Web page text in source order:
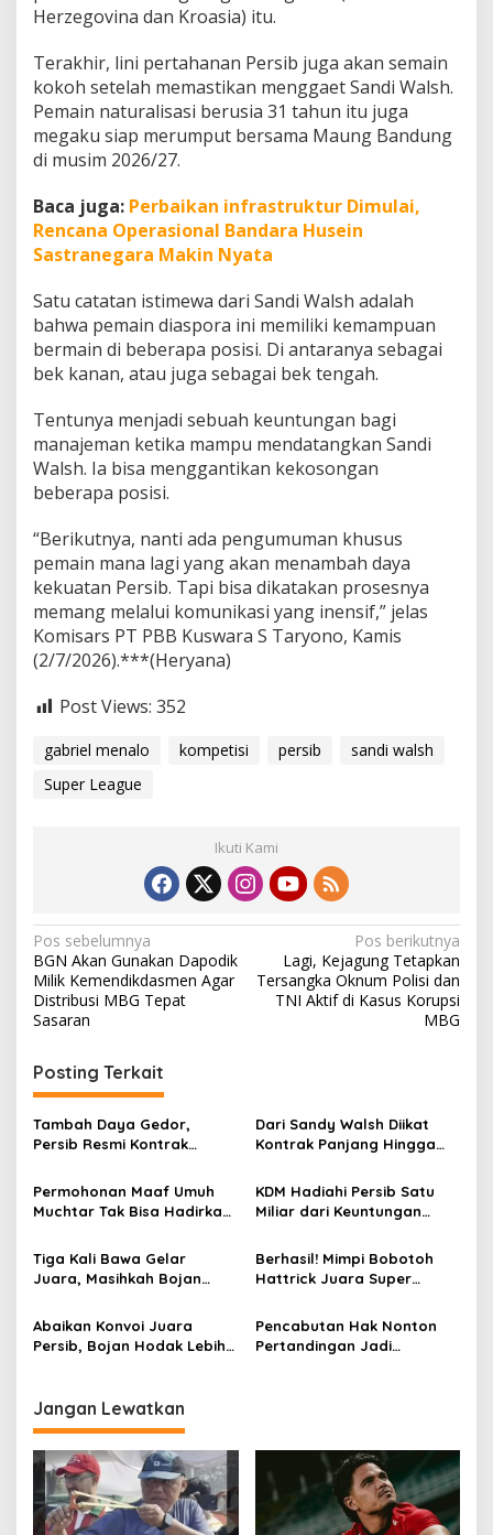
Herzegovina dan Kroasia) itu.
Terakhir, lini pertahanan Persib juga akan semain
kokoh setelah memastikan menggaet Sandi Walsh.
Pemain naturalisasi berusia 31 tahun itu juga
megaku siap merumput bersama Maung Bandung
di musim 2026/27.
Baca juga: Perbaikan infrastruktur Dimulai,
Rencana Operasional Bandara Husein
Sastranegara Makin Nyata
Satu catatan istimewa dari Sandi Walsh adalah
bahwa pemain diaspora ini memiliki kemampuan
bermain di beberapa posisi. Di antaranya sebagai
bek kanan, atau juga sebagai bek tengah.
Tentunya menjadi sebuah keuntungan bagi
manajeman ketika mampu mendatangkan Sandi
Walsh. Ia bisa menggantikan kekosongan
beberapa posisi.
“Berikutnya, nanti ada pengumuman khusus
pemain mana lagi yang akan menambah daya
kekuatan Persib. Tapi bisa dikatakan prosesnya
memang melalui komunikasi yang inensif,” jelas
Komisars PT PBB Kuswara S Taryono, Kamis
(2/7/2026).***(Heryana)
Post Views: 352
gabriel menalo kompetisi persib
sandi walsh
Super League
Ikuti Kami
N
a
v
g
a
s
p
o
s
Pos sebelumnya
BGN Akan Gunakan Dapodik
Milik Kemendikdasmen Agar
Distribusi MBG Tepat
Sasaran
Pos berikutnya
Lagi, Kejagung Tetapkan
Tersangka Oknum Polisi dan
TNI Aktif di Kasus Korupsi
MBG
Posting Terkait
Tambah Daya Gedor,
Persib Resmi Kontrak
Tahun
Dari Sandy Walsh Diikat
Kontrak Panjang Hingga
Berkostum Persib
Permohonan Maaf Umuh
Muchtar Tak Bisa Hadirkan
Hiburan, Ini Alasannya
KDM Hadiahi Persib Satu
Miliar dari Keuntungan
Tiga Kali Bawa Gelar
Juara, Masihkah Bojan
Depan?
Berhasil! Mimpi Bobotoh
Hattrick Juara Super
Abaikan Konvoi Juara
Persib, Bojan Hodak Lebih
Pencabutan Hak Nonton
Pertandingan Jadi
Jangan Lewatkan